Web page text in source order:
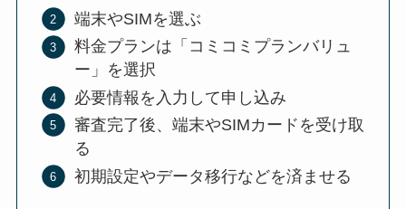
端末やSIMを選ぶ
料金プランは「コミコミプランバリュ
ー」を選択
必要情報を入力して申し込み
審査完了後、端末やSIMカードを受け取
る
初期設定やデータ移行などを済ませる